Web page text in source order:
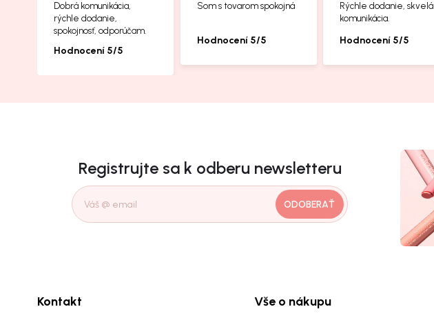
Dobrá komunikácia,
rýchle dodanie,
spokojnosť, odporúčam.
Hodnocení 5/5
Som s tovarom spokojná
Hodnocení 5/5
Rýchle dodanie, skvelá
komunikácia.
Hodnocení 5/5
Registrujte sa k odberu newsletteru
ODOBERAŤ
Kontakt Vše o nákupu